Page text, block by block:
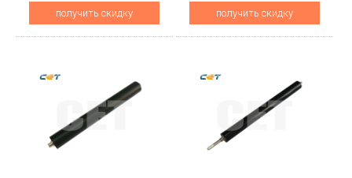
получить скидку получить скидку